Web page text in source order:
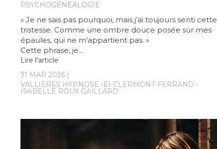
PSYCHOGÉNÉALOGIE
« Je ne sais pas pourquoi, mais j’ai toujours senti cette
tristesse. Comme une ombre douce posée sur mes
épaules, qui ne m’appartient pas. »
Cette phrase, je...
Lire l'article
31 MAR 2026
VALLIÈRES HYPNOSE -EI-CLERMONT-FERRAND -
ISABELLE ROUX GAILLARD